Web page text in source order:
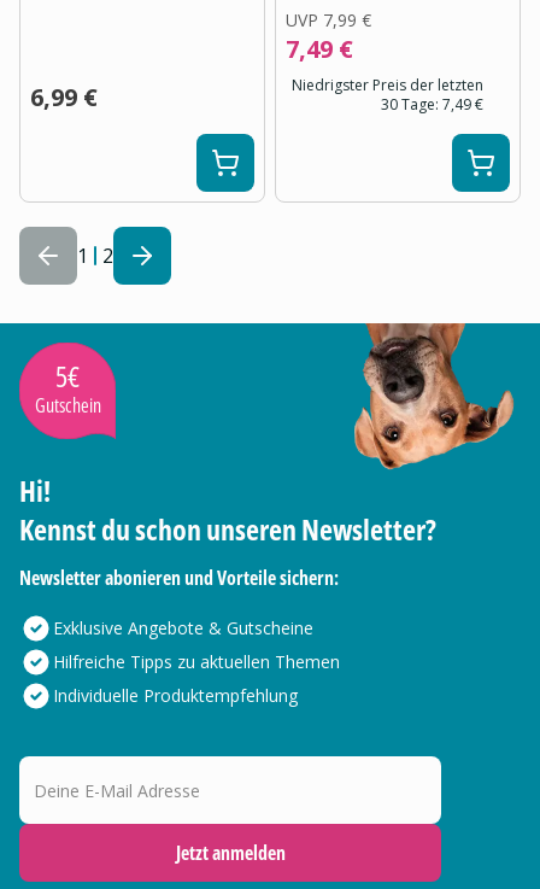
6,99 €
UVP 7,99 €
7,49 €
Niedrigster Preis der letzten
30 Tage: 7,49 €
1 2
5€
Gutschein
Hi!
Kennst du schon unseren Newsletter?
Newsletter abonieren und Vorteile sichern:
Exklusive Angebote & Gutscheine
Hilfreiche Tipps zu aktuellen Themen
Individuelle Produktempfehlung
Deine E-Mail Adresse
Jetzt anmelden